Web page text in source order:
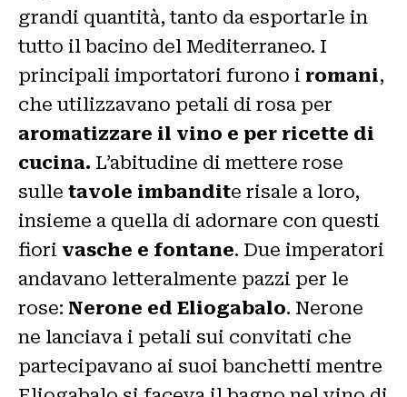
grandi quantità, tanto da esportarle in
tutto il bacino del Mediterraneo. I
principali importatori furono i romani,
che utilizzavano petali di rosa per
aromatizzare il vino e per ricette di
cucina. L’abitudine di mettere rose
sulle tavole imbandite risale a loro,
insieme a quella di adornare con questi
fiori vasche e fontane. Due imperatori
andavano letteralmente pazzi per le
rose: Nerone ed Eliogabalo. Nerone
ne lanciava i petali sui convitati che
partecipavano ai suoi banchetti mentre